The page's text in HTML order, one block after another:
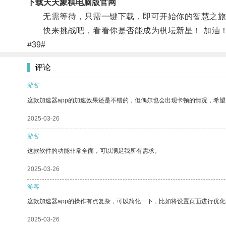
下载天天象棋电脑版官网
无需等待，只需一键下载，即可开始你的智慧之旅
快来挑战吧，看看你是否能成为棋坛新星！ 加油！
#39#
评论
游客
这款加速器app的加速效果还是不错的，但偶尔也会出现卡顿的情况，希望
2025-03-26
游客
这款软件的功能非常全面，可以满足我所有需求。
2025-03-26
游客
这款加速器app的操作有点复杂，可以简化一下，比如将设置页面进行优化
2025-03-26